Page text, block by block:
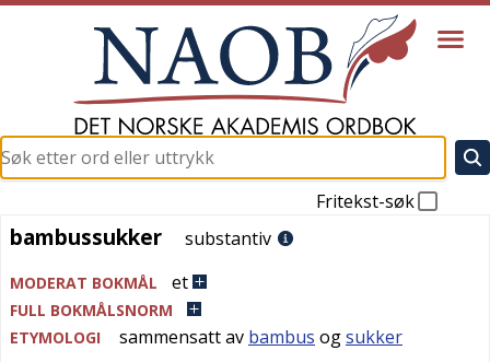
Fritekst-søk
bambussukker
bambussukker substantiv
MODERAT BOKMÅL et
FULL BOKMÅLSNORM
ETYMOLOGI
sammensatt av bambus ogsukker